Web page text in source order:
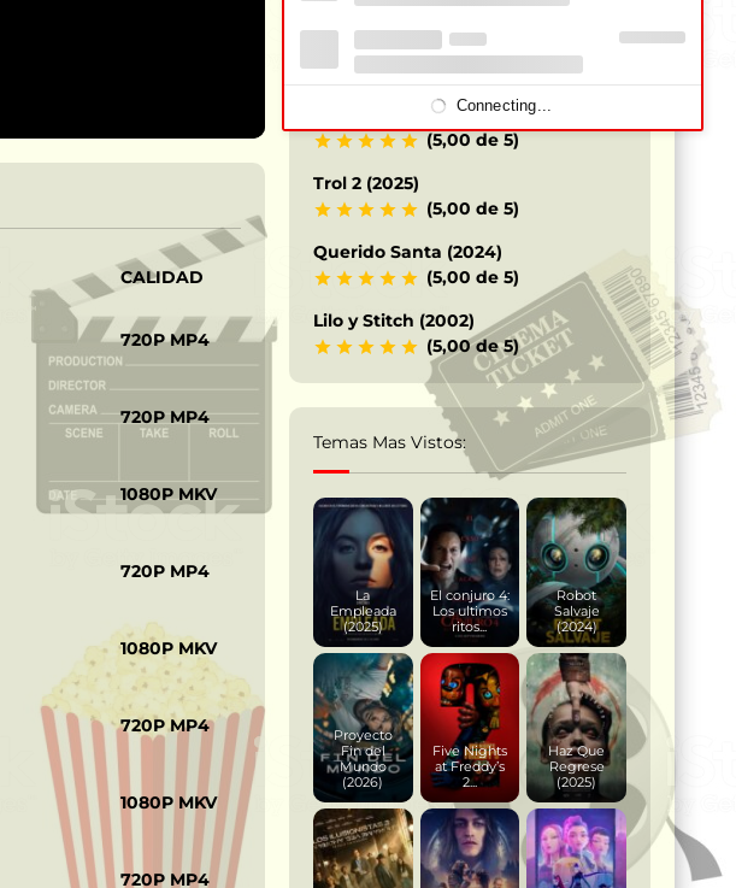
CALIDAD
‎ ‎ ‎720P MP4
‎ ‎ ‎720P MP4
‎ ‎ ‎1080P MKV
‎ ‎ ‎720P MP4
‎ ‎ ‎1080P MKV
‎ ‎ ‎720P MP4
‎ ‎ ‎1080P MKV
‎ ‎ ‎720P MP4
Seiya (2023)
(5,00 de 5)
Terrifier 3 – Payaso siniestro (2024)
(5,00 de 5)
Trol 2 (2025)
(5,00 de 5)
Querido Santa (2024)
(5,00 de 5)
Lilo y Stitch (2002)
(5,00 de 5)
Temas Mas Vistos:
La
Empleada
(2025)
El conjuro 4:
Los ultimos
ritos...
Robot
Salvaje
(2024)
Proyecto
Fin del
Mundo
(2026)
Five Nights
at Freddy’s
2...
Haz Que
Regrese
(2025)
Connecting...